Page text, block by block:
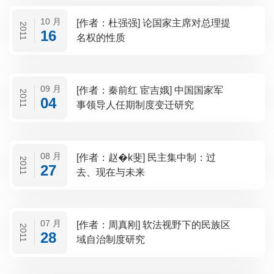
2011 10 月
16
[作者：杜强强] 论国家主席对总理提
名权的性质
2011 09 月
04
[作者：秦前红 宦吉娥] 中国国家军
事领导人任期制度变迁研究
2011 08 月
27
[作者：赵�k斐] 民主集中制：过
去、现在与未来
2011 07 月
28
[作者：周真刚] 软法视野下的民族区
域自治制度研究